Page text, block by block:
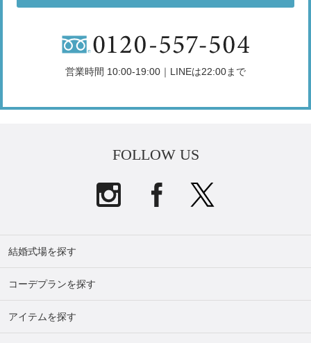
営業時間 10:00-19:00｜LINEは22:00まで
FOLLOW US
結婚式場を探す
コーデプランを探す
アイテムを探す